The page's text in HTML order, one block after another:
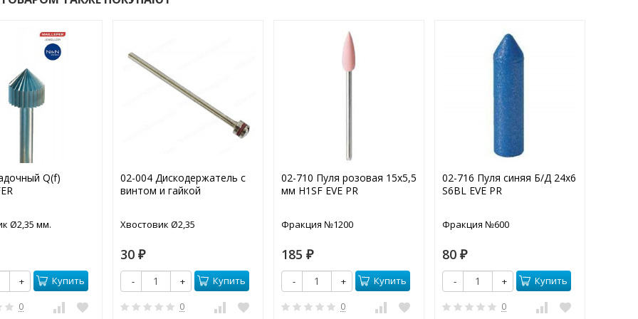
Q(f)
Ø2,35 мм.
+ Купить
0
02-004 Дискодержатель с
винтом и гайкой
Хвостовик Ø2,35
30 ₽
- + Купить
0
02-710 Пуля розовая 15х5,5
мм H1SF EVE PR
Фракция №1200
185 ₽
- + Купить
0
02-716 Пуля синяя Б/Д 24х6
S6BL EVE PR
Фракция №600
80 ₽
- + Купить
0